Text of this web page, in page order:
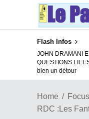
Flash Infos
JOHN DRAMANI
QUESTIONS
bien un détour
Home
Focus
RDC :Les